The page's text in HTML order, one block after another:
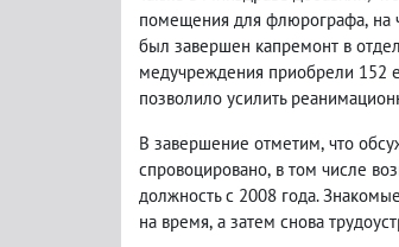
помещения для флюрографа, на
был завершен капремонт в
медучреждения приобрели 152
позволило усилить
В завершение отметим, что
спровоцировано, в том числе
должность с 2008 года.
на время, а затем снова